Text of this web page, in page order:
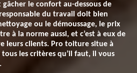
le confort au-dessous de
du travail doit bien
ou le démoussage, le prix
à la norme aussi, et c’est à eux de
leurs clients. Pro toiture situe à
les critères qu’il faut, il vous